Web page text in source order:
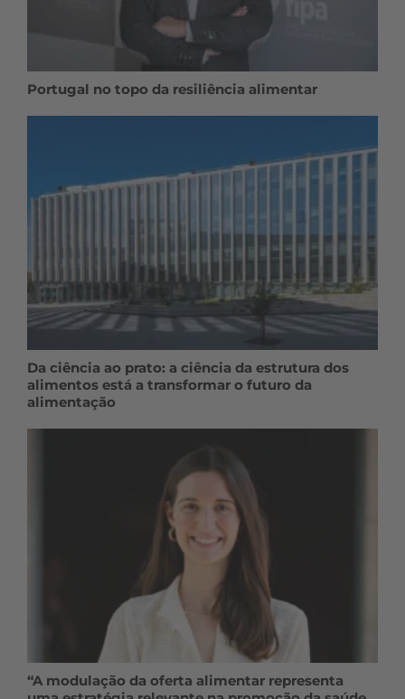
Portugal no topo da resiliência alimentar
Da ciência ao prato: a ciência da estrutura dos
alimentos está a transformar o futuro da
alimentação
“A modulação da oferta alimentar representa